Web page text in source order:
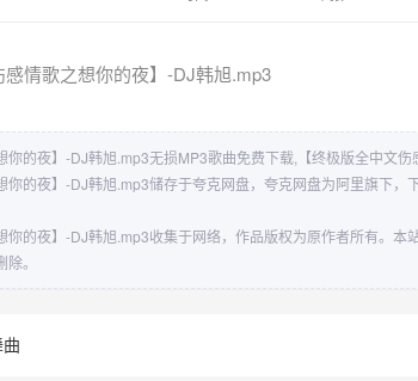
感情歌之想你的夜】-DJ韩旭.mp3
你的夜】-DJ韩旭.mp3无损MP3歌曲免费下载,【终极版全中文
你的夜】-DJ韩旭.mp3储存于夸克网盘，夸克网盘为阿里旗下
你的夜】-DJ韩旭.mp3收集于网络，作品版权为原作者所有。
。